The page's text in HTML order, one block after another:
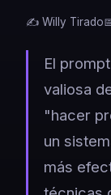
✍️ Willy Tirado
El
valiosa
"hacer
un
más